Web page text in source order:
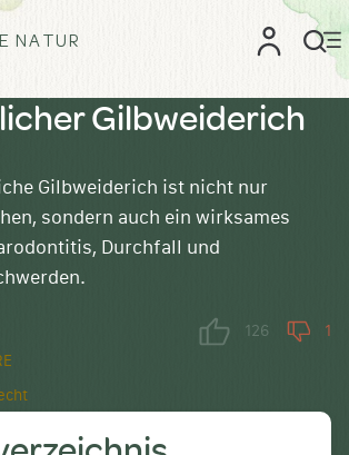
NATUR
Gilbweiderich
126 1